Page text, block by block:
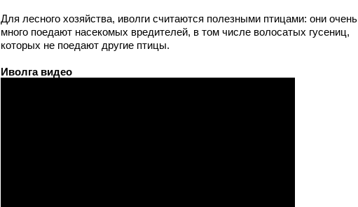
Для лесного хозяйства, иволги считаются полезными птицами: они очень
много поедают насекомых вредителей, в том числе волосатых гусениц,
которых не поедают другие птицы.
Иволга видео